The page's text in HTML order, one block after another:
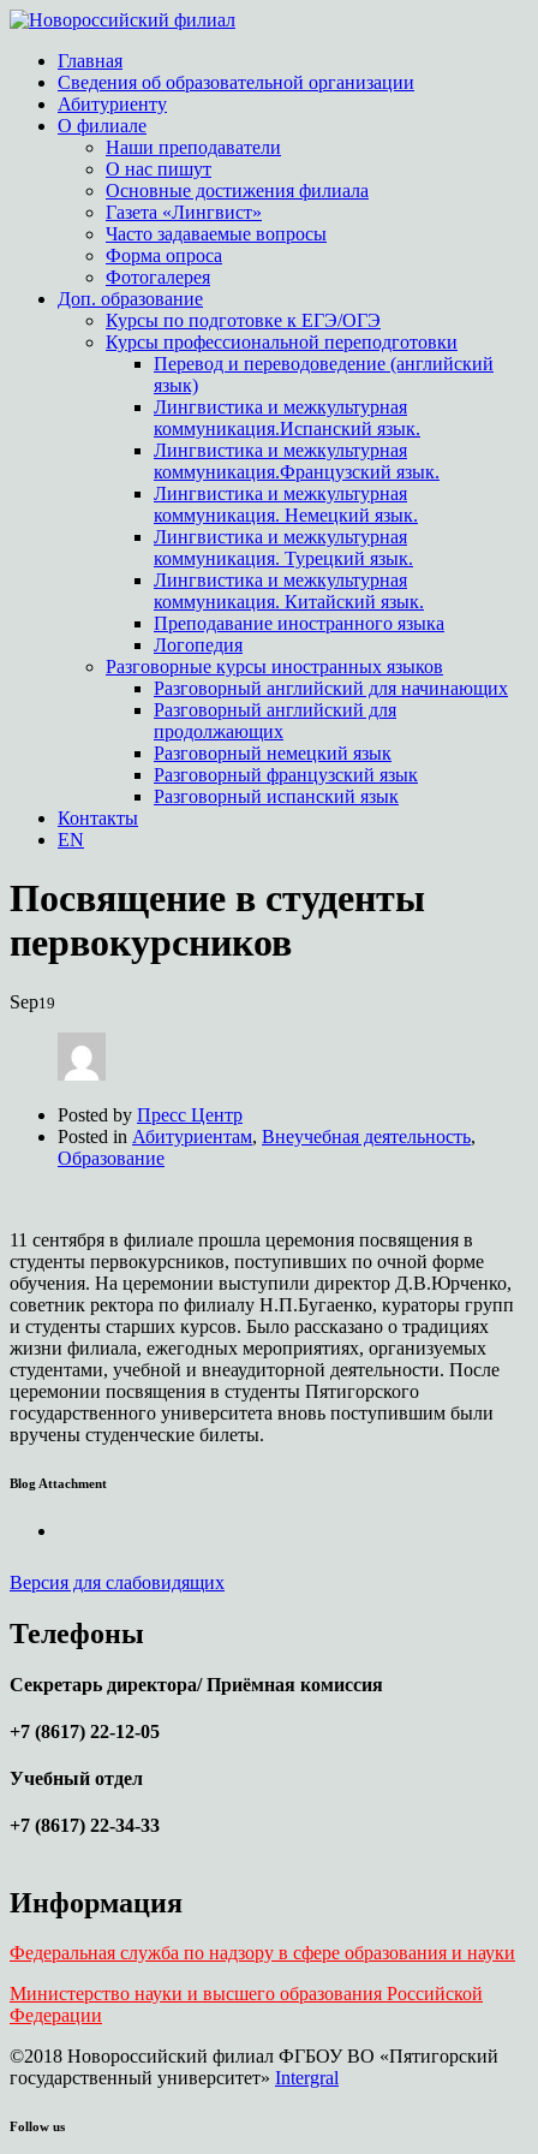
Главная
Сведения об образовательной организации
Абитуриенту
О филиале
Наши преподаватели
О нас пишут
Основные достижения филиала
Газета «Лингвист»
Часто задаваемые вопросы
Форма опроса
Фотогалерея
Доп. образование
Курсы по подготовке к ЕГЭ/ОГЭ
Курсы профессиональной переподготовки
Перевод и переводоведение (английский
язык)
Лингвистика и межкультурная
коммуникация.Испанский язык.
Лингвистика и межкультурная
коммуникация.Французский язык.
Лингвистика и межкультурная
коммуникация. Немецкий язык.
Лингвистика и межкультурная
коммуникация. Турецкий язык.
Лингвистика и межкультурная
коммуникация. Китайский язык.
Преподавание иностранного языка
Логопедия
Разговорные курсы иностранных языков
Разговорный английский для начинающих
Разговорный английский для
продолжающих
Разговорный немецкий язык
Разговорный французский язык
Разговорный испанский язык
Контакты
EN
Посвящение в студенты
первокурсников
Sep19
Posted by Пресс Центр
Posted in Абитуриентам, Внеучебная деятельность,
Образование
11 сентября в филиале прошла церемония посвящения в
студенты первокурсников, поступивших по очной форме
обучения. На церемонии выступили директор Д.В.Юрченко,
советник ректора по филиалу Н.П.Бугаенко, кураторы групп
и студенты старших курсов. Было рассказано о традициях
жизни филиала, ежегодных мероприятиях, организуемых
студентами, учебной и внеаудиторной деятельности. После
церемонии посвящения в студенты Пятигорского
государственного университета вновь поступившим были
вручены студенческие билеты.
Blog Attachment
Версия для слабовидящих
Телефоны
Секретарь директора/ Приёмная комиссия
+7 (8617) 22-12-05
Учебный отдел
+7 (8617) 22-34-33
Информация
Федеральная служба по надзору в сфере образования и науки
Министерство науки и высшего образования Российской
Федерации
©2018 Новороссийский филиал ФГБОУ ВО «Пятигорский
государственный университет» Intergral
Follow us